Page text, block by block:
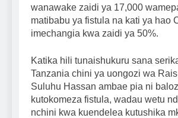
wanawake zaidi ya 17,000
matibabu ya fistula na kati ya hao
imechangia kwa zaidi ya 50%.
Katika hili tunaishukuru sana
Tanzania chini ya uongozi wa
Suluhu Hassan ambae pia ni
kutokomeza fistula, wadau wetu
nchini kwa kuendelea kutushika